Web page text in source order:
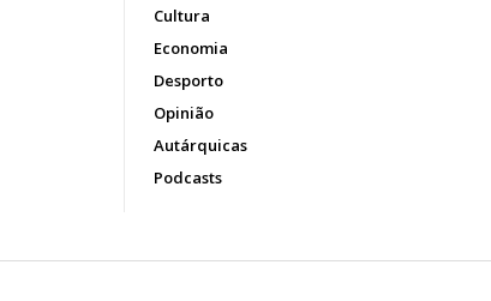
Cultura
Economia
Desporto
Opinião
Autárquicas
Podcasts